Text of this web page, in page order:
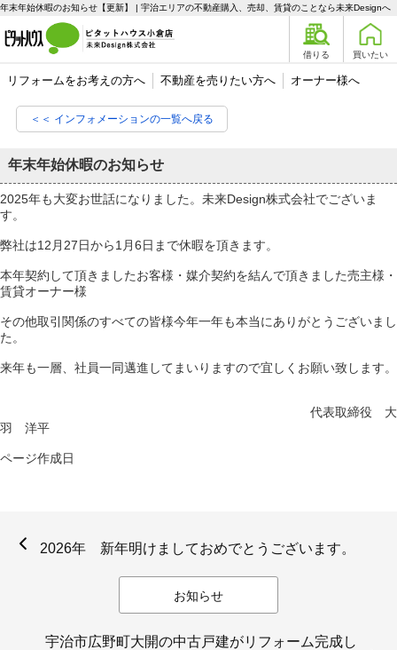
年末年始休暇のお知らせ【更新】 | 宇治エリアの不動産購入、売却、賃貸のことなら未来Designへ
借りる 買いたい
リフォームをお考えの方へ 不動産を売りたい方へ オーナー様へ
＜＜ インフォメーションの一覧へ戻る
年末年始休暇のお知らせ
2025年も大変お世話になりました。未来Design株式会社でございま
す。
弊社は12月27日から1月6日まで休暇を頂きます。
本年契約して頂きましたお客様・媒介契約を結んで頂きました売主様・
賃貸オーナー様
その他取引関係のすべての皆様今年一年も本当にありがとうございまし
た。
来年も一層、社員一同邁進してまいりますので宜しくお願い致します。
代表取締役 大
羽 洋平
ページ作成日
2026年 新年明けましておめでとうございます。
お知らせ
宇治市広野町大開の中古戸建がリフォーム完成し